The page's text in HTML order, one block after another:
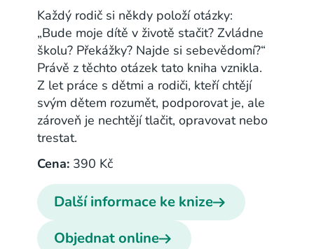
Každý rodič si někdy položí otázky:
„Bude moje dítě v životě stačit? Zvládne
školu? Překážky? Najde si sebevědomí?“
Právě z těchto otázek tato kniha vznikla.
Z let práce s dětmi a rodiči, kteří chtějí
svým dětem rozumět, podporovat je, ale
zároveň je nechtějí tlačit, opravovat nebo
trestat.
Cena: 390 Kč
Další informace ke knize
Objednat online